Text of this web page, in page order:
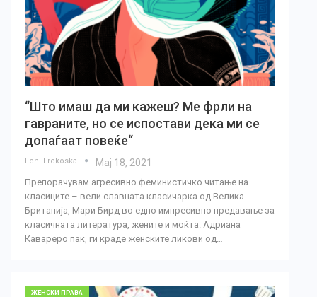
“Што имаш да ми кажеш? Ме фрли на
гавраните, но се испостави дека ми се
допаѓаат повеќе“
Leni Frckoska Мај 18, 2021
Препорачувам агресивно феминистичко читање на
класиците – вели славната класичарка од Велика
Британија, Мари Бирд во едно импресивно предавање за
класичната литература, жените и моќта. Адриана
Кавареро пак, ги краде женските ликови од…
ЖЕНСКИ ПРАВА